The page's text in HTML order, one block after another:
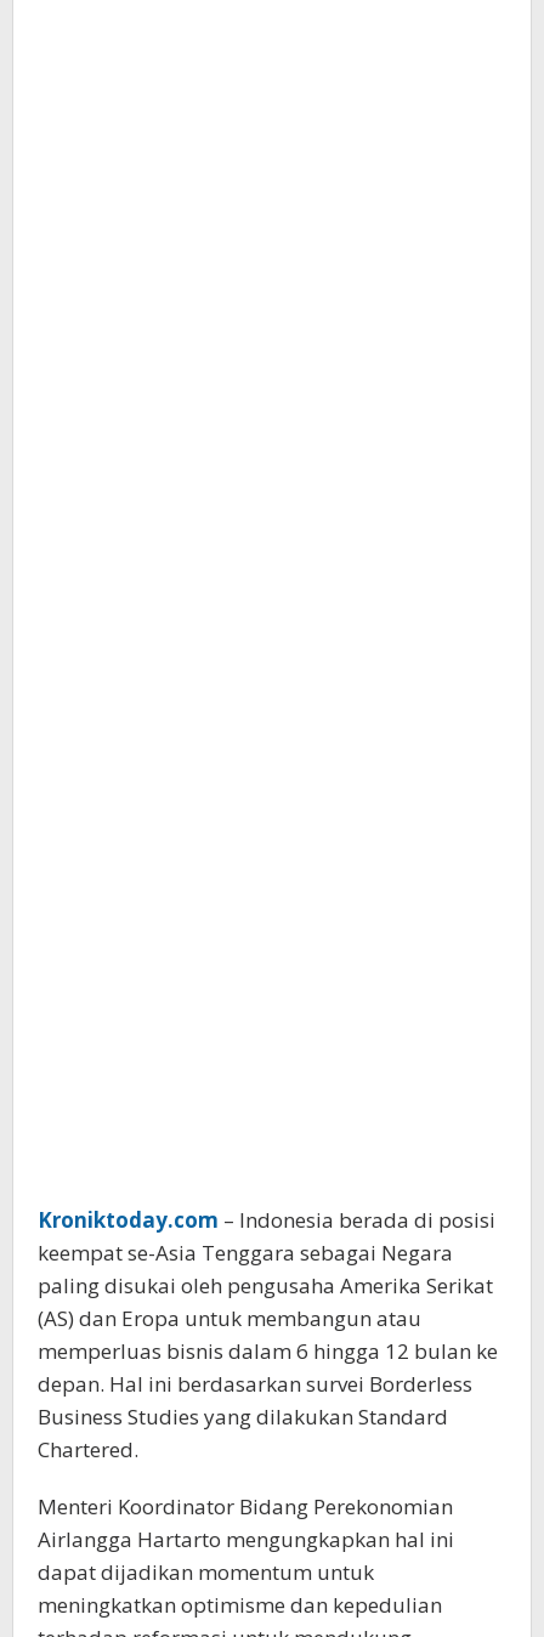
Kroniktoday.com – Indonesia berada di posisi
keempat se-Asia Tenggara sebagai Negara
paling disukai oleh pengusaha Amerika Serikat
(AS) dan Eropa untuk membangun atau
memperluas bisnis dalam 6 hingga 12 bulan ke
depan. Hal ini berdasarkan survei Borderless
Business Studies yang dilakukan Standard
Chartered.
Menteri Koordinator Bidang Perekonomian
Airlangga Hartarto mengungkapkan hal ini
dapat dijadikan momentum untuk
meningkatkan optimisme dan kepedulian